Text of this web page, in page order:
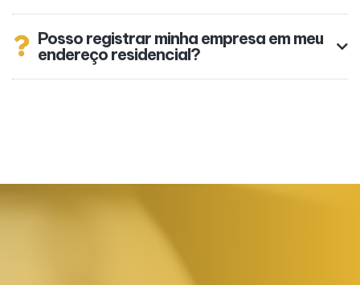
Posso registrar minha empresa em meu
endereço residencial?